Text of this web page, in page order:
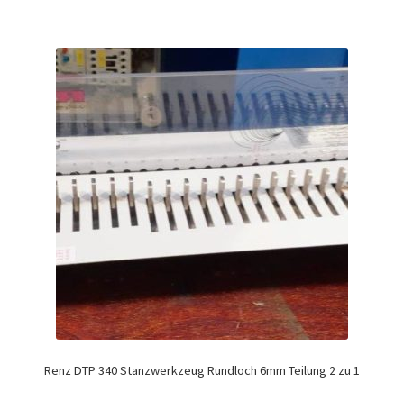
Renz DTP 340 Stanzwerkzeug Rundloch 6mm Teilung 2 zu 1